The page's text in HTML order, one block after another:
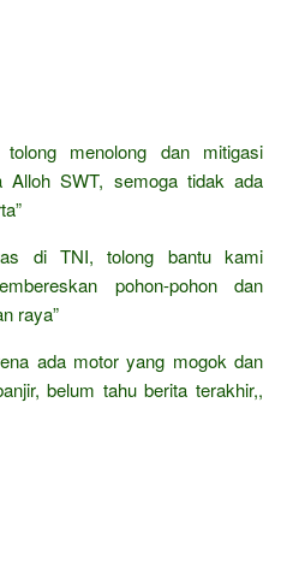
menolong dan mitigasi
Alloh SWT, semoga tidak ada
di TNI, tolong bantu kami
pohon-pohon dan
raya”
ada motor yang mogok dan
belum tahu berita terakhir,,